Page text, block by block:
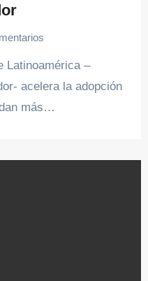
Latinoamérica –
acelera la adopción
más…